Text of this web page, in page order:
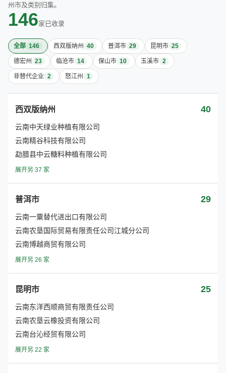
州市及类别归集。
146家已收录
全部 146 西双版纳州 40 普洱市 29 昆明市 25
德宏州 23 临沧市 14 保山市 10 玉溪市 2
非替代企业 2 怒江州 1
西双版纳州 40
云南中天绿业种植有限公司
云南精谷科技有限公司
勐腊县中云糖料种植有限公司
展开另 37 家
普洱市 29
云南一粟替代进出口有限公司
云南农垦国际贸易有限责任公司江城分公司
云南博越商贸有限公司
展开另 26 家
昆明市 25
云南东洋西顺商贸有限责任公司
云南农垦云橡投资有限公司
云南台沁经贸有限公司
展开另 22 家